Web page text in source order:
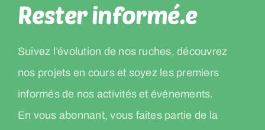
Rester informé.e
Suivez l’évolution de nos ruches, découvrez
nos projets en cours et soyez les premiers
informés de nos activités et événements.
En vous abonnant, vous faites partie de la